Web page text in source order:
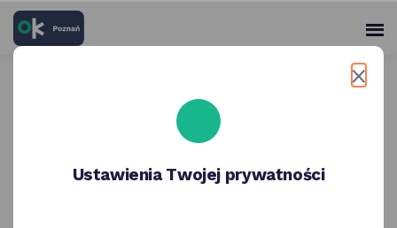
skróty
głównych
Panel
IKS i Afisz w czerwcu
Ustawienia Twojej prywatności